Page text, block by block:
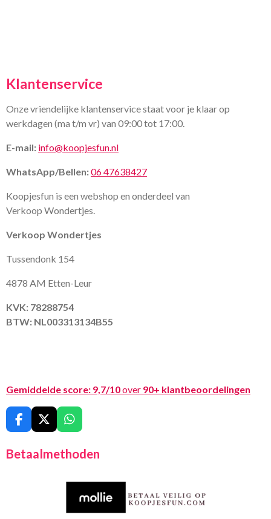
Klantenservice
Onze vriendelijke klantenservice staat voor je klaar op
werkdagen (ma t/m vr) van 09:00 tot 17:00.
E-mail: info@koopjesfun.nl
WhatsApp/Bellen:06 47638427
Koopjesfun is een webshop en onderdeel van
Verkoop Wondertjes.
Verkoop Wondertjes
Tussendonk 154
4878 AM Etten-Leur
KVK: 78288754
BTW: NL003313134B55
Gemiddelde score: 9,7/10over 90+ klantbeoordelingen
F
a
c
e
X
W
h
t
A
Betaalmethoden